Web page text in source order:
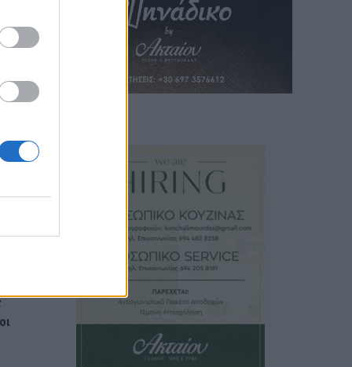
και